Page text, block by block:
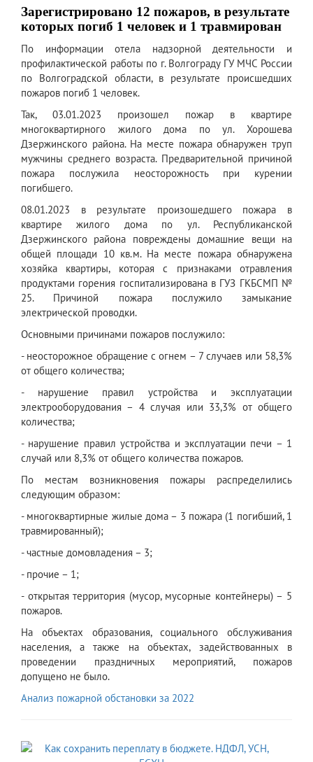
Зарегистрировано 12 пожаров, в результате
которых погиб 1 человек и 1 травмирован
По информации отела надзорной деятельности и
профилактической работы по г. Волгограду ГУ МЧС России
по Волгоградской области, в результате происшедших
пожаров погиб 1 человек.
Так, 03.01.2023 произошел пожар в квартире
многоквартирного жилого дома по ул. Хорошева
Дзержинского района. На месте пожара обнаружен труп
мужчины среднего возраста. Предварительной причиной
пожара послужила неосторожность при курении
погибшего.
08.01.2023 в результате произошедшего пожара в
квартире жилого дома по ул. Республиканской
Дзержинского района повреждены домашние вещи на
общей площади 10 кв.м. На месте пожара обнаружена
хозяйка квартиры, которая с признаками отравления
продуктами горения госпитализирована в ГУЗ ГКБСМП №
25. Причиной пожара послужило замыкание
электрической проводки.
Основными причинами пожаров послужило:
- неосторожное обращение с огнем – 7 случаев или 58,3%
от общего количества;
- нарушение правил устройства и эксплуатации
электрооборудования – 4 случая или 33,3% от общего
количества;
- нарушение правил устройства и эксплуатации печи – 1
случай или 8,3% от общего количества пожаров.
По местам возникновения пожары распределились
следующим образом:
- многоквартирные жилые дома – 3 пожара (1 погибший, 1
травмированный);
- частные домовладения – 3;
- прочие – 1;
- открытая территория (мусор, мусорные контейнеры) – 5
пожаров.
На объектах образования, социального обслуживания
населения, а также на объектах, задействованных в
проведении праздничных мероприятий, пожаров
допущено не было.
Анализ пожарной обстановки за 2022